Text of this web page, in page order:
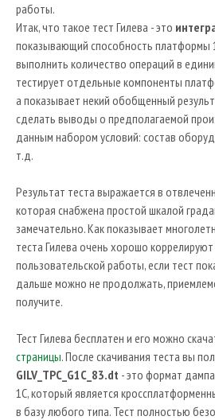
работы.
Итак, что такое тест Гилева - это
показывающий способность платформы
выполнить количество операций в
тестирует отдельные компоненты
а показывает некий обобщенный
сделать выводы о предполагаемой
данным набором условий: состав
т.д.
Результат теста выражается в
которая снабжена простой шкалой
замечательно. Как показывает
теста Гилева очень хорошо
пользовательской работы, если тест
дальше можно не продолжать,
получите.
Тест Гилева бесплатен и его можно
страницы. После скачивания теста вы
GILV_TPC_G1C_83.dt - это формат
1С, который является
в базу любого типа. Тест полностью